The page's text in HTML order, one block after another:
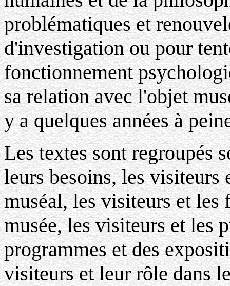
problématiques et
d'investigation ou pour
fonctionnement
sa relation avec l'objet
y a quelques années à
Les textes sont regroupés
leurs besoins, les
muséal, les visiteurs et les
musée, les visiteurs et les
programmes et des
visiteurs et leur rôle dans